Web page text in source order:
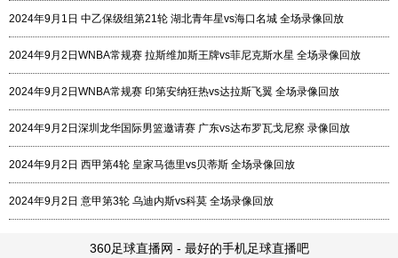
2024年9月1日 中乙保级组第21轮 湖北青年星vs海口名城 全场录像回放
2024年9月2日WNBA常规赛 拉斯维加斯王牌vs菲尼克斯水星 全场录像回放
2024年9月2日WNBA常规赛 印第安纳狂热vs达拉斯飞翼 全场录像回放
2024年9月2日深圳龙华国际男篮邀请赛 广东vs达布罗瓦戈尼察 录像回放
2024年9月2日 西甲第4轮 皇家马德里vs贝蒂斯 全场录像回放
2024年9月2日 意甲第3轮 乌迪内斯vs科莫 全场录像回放
360足球直播网 - 最好的手机足球直播吧